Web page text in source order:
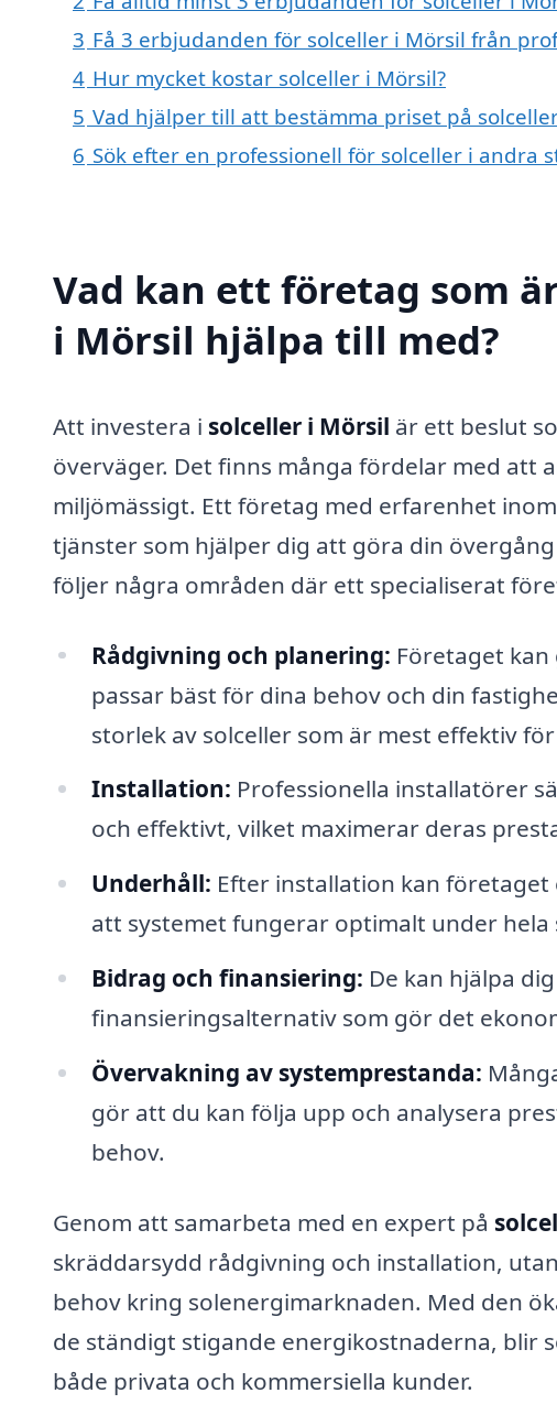
3 Få 3 erbjudanden för solceller i Mörsil från
4 Hur mycket kostar solceller i Mörsil?
5 Vad hjälper till att bestämma priset på
6 Sök efter en professionell för solceller i andra
Vad kan ett företag som
i Mörsil hjälpa till med?
Att investera i solceller i Mörsil är ett beslut
överväger. Det finns många fördelar med att
miljömässigt. Ett företag med erfarenhet
tjänster som hjälper dig att göra din
följer några områden där ett specialiserat
Rådgivning och planering: Företaget
passar bäst för dina behov och din
storlek av solceller som är mest effektiv
Installation: Professionella installatörer
och effektivt, vilket maximerar deras
Underhåll: Efter installation kan
att systemet fungerar optimalt under hela
Bidrag och finansiering: De kan hjälpa
finansieringsalternativ som gör det
Övervakning av systemprestanda:
gör att du kan följa upp och analysera
behov.
Genom att samarbeta med en expert på
skräddarsydd rådgivning och installation,
behov kring solenergimarknaden. Med den
de ständigt stigande energikostnaderna, blir
både privata och kommersiella kunder.